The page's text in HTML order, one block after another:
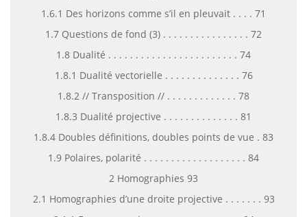
1.6.1 Des horizons comme s’il en pleuvait . . . . 71
1.7 Questions de fond (3) . . . . . . . . . . . . . . . . 72
1.8 Dualité . . . . . . . . . . . . . . . . . . . . . . . . 74
1.8.1 Dualité vectorielle . . . . . . . . . . . . . . 76
1.8.2 // Transposition // . . . . . . . . . . . . . 78
1.8.3 Dualité projective . . . . . . . . . . . . . . 81
1.8.4 Doubles définitions, doubles points de vue . 83
1.9 Polaires, polarité . . . . . . . . . . . . . . . . . . . 84
2 Homographies 93
2.1 Homographies d’une droite projective . . . . . . . 93